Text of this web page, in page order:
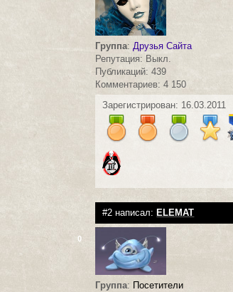
Группа:Друзья Сайта
Репутация: Выкл.
Публикаций: 439
Комментариев: 4 150
Зарегистрирован: 16.03.2011
#2 написал: ELEMAT
0
Группа: Посетители